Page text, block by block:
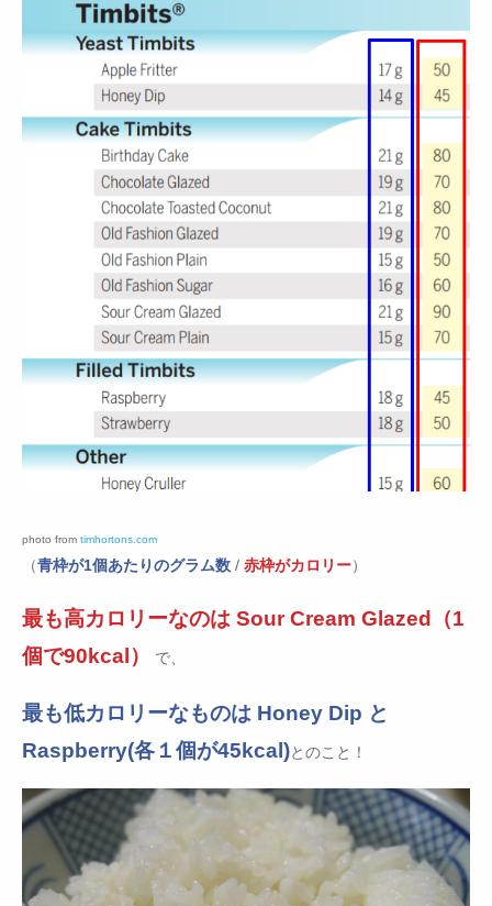
photo from timhortons.com
（青枠が1個あたりのグラム数 / 赤枠がカロリー）
最も高カロリーなのは Sour Cream Glazed（1
個で90kcal）
で、
最も低カロリーなものは Honey Dip と
Raspberry(各１個が45kcal)とのこと！